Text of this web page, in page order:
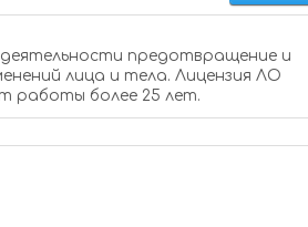
предотвращение и
лица и тела. Лицензия ЛО
работы более 25 лет.